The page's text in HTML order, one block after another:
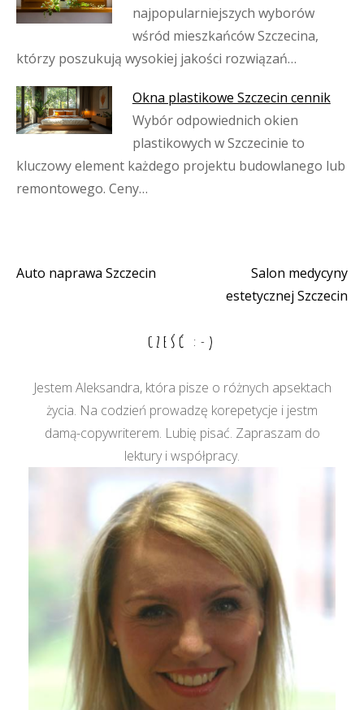
najpopularniejszych wyborów
wśród mieszkańców Szczecina,
którzy poszukują wysokiej jakości rozwiązań…
Okna plastikowe Szczecin cennik
Wybór odpowiednich okien
plastikowych w Szczecinie to
kluczowy element każdego projektu budowlanego lub
remontowego. Ceny…
Nawigacja
Auto naprawa Szczecin
Salon medycyny
estetycznej Szczecin
CZEŚĆ :-)
Jestem Aleksandra, która pisze o różnych apsektach
życia. Na codzień prowadzę korepetycje i jestm
damą-copywriterem. Lubię pisać. Zapraszam do
lektury i współpracy.